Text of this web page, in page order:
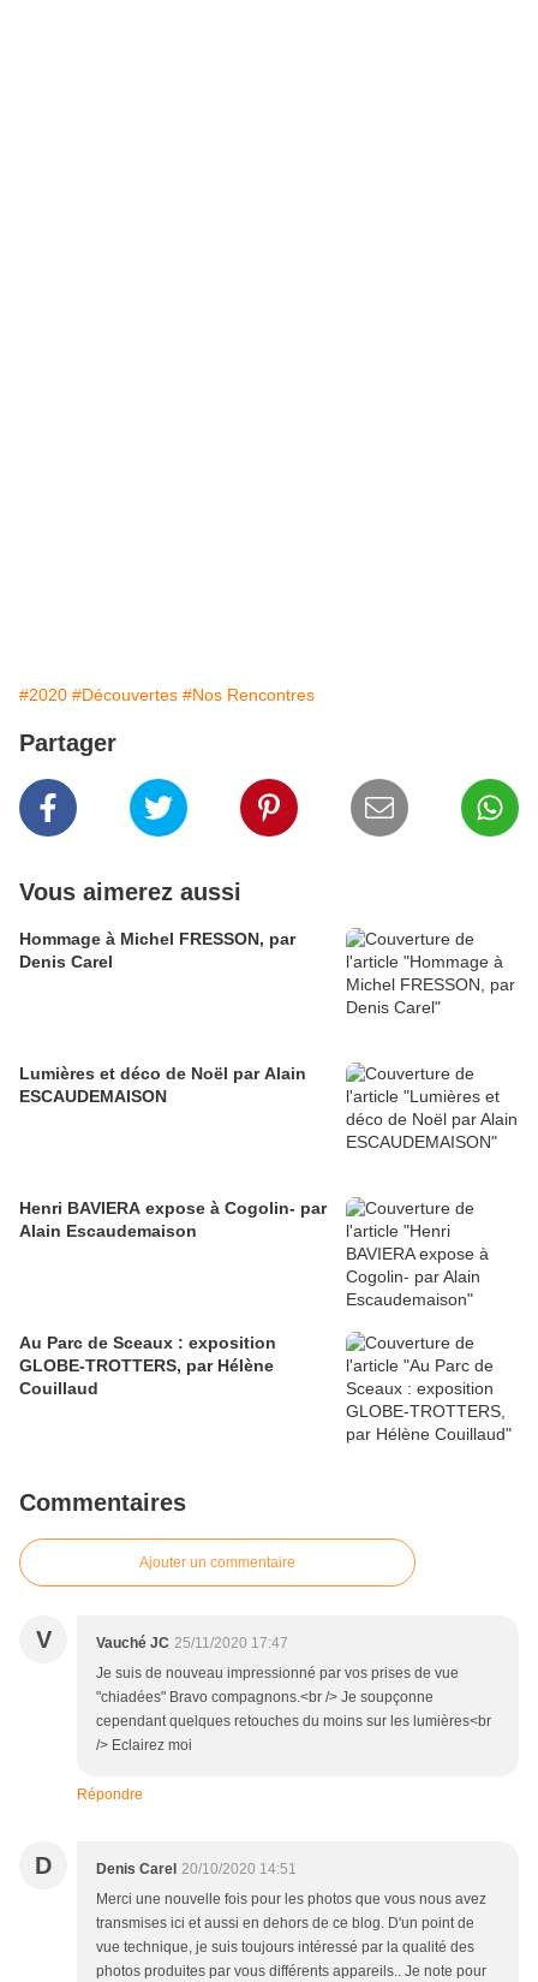
#2020 #Découvertes #Nos Rencontres
Partager
Vous aimerez aussi
Hommage à Michel FRESSON, par
Denis Carel
Lumières et déco de Noël par Alain
ESCAUDEMAISON
Henri BAVIERA expose à Cogolin- par
Alain Escaudemaison
Au Parc de Sceaux : exposition
GLOBE-TROTTERS, par Hélène
Couillaud
Commentaires
Ajouter un commentaire
V Vauché JC 25/11/2020 17:47
Je suis de nouveau impressionné par vos prises de vue
"chiadées" Bravo compagnons.<br /> Je soupçonne
cependant quelques retouches du moins sur les lumières<br
/> Eclairez moi
Répondre
D Denis Carel 20/10/2020 14:51
Merci une nouvelle fois pour les photos que vous nous avez
transmises ici et aussi en dehors de ce blog. D'un point de
vue technique, je suis toujours intéressé par la qualité des
photos produites par vous différents appareils.. Je note pour